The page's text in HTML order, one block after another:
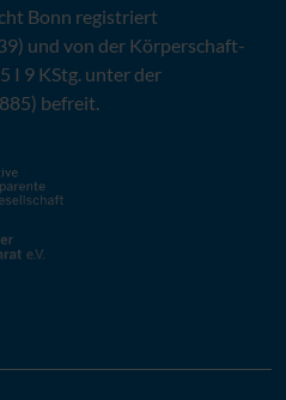
Bonn registriert
und von der Körperschaft-
I 9 KStg. unter der
befreit.